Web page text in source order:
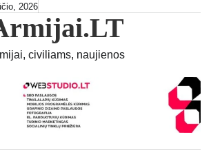
2026
civiliams, naujienos